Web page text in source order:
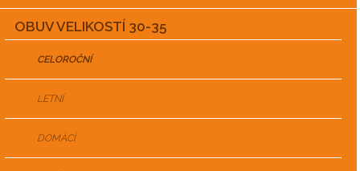
OBUV VELIKOSTÍ 30-35
CELOROČNÍ
LETNÍ
DOMÁCÍ